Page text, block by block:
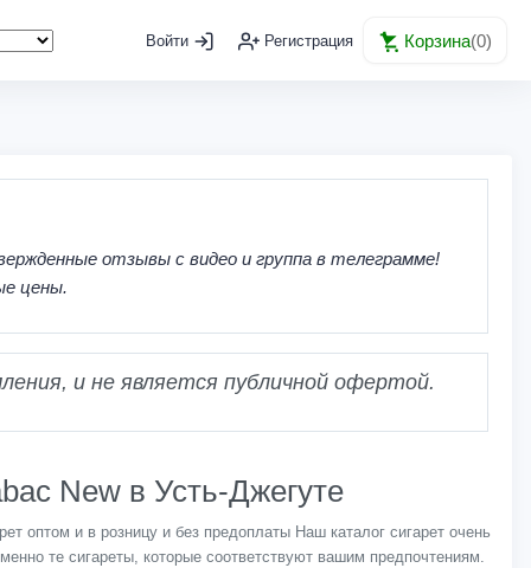
Войти Регистрация Корзина(0)
отзывы с видео и группа в телеграмме!
цены.
и не является публичной офертой.
New в Усть-Джегуте
оптом и в розницу и без предоплаты Наш каталог сигарет очень
те сигареты, которые соответствуют вашим предпочтениям.